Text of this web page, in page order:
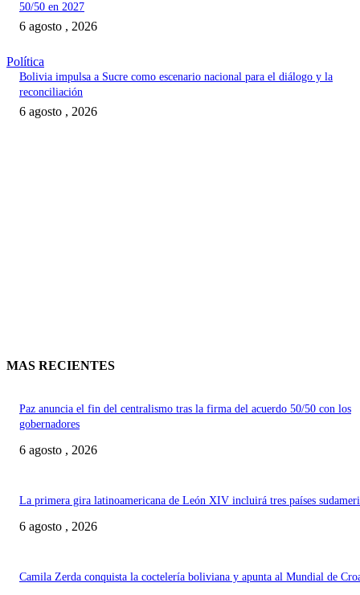
50/50 en 2027
6 agosto , 2026
Política
Bolivia impulsa a Sucre como escenario nacional para el diálogo y la
reconciliación
6 agosto , 2026
MAS RECIENTES
Paz anuncia el fin del centralismo tras la firma del acuerdo 50/50 con los
gobernadores
6 agosto , 2026
La primera gira latinoamericana de León XIV incluirá tres países
6 agosto , 2026
Camila Zerda conquista la coctelería boliviana y apunta al Mundial de